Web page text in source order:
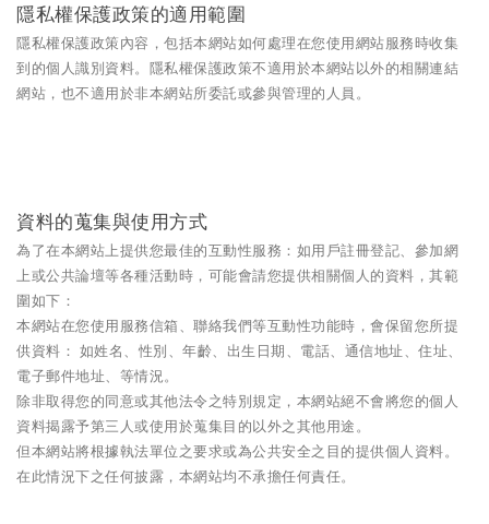
隱私權保護政策的適用範圍
隱私權保護政策內容，包括本網站如何處理在您使用網站服務時收集
到的個人識別資料。隱私權保護政策不適用於本網站以外的相關連結
網站，也不適用於非本網站所委託或參與管理的人員。
資料的蒐集與使用方式
為了在本網站上提供您最佳的互動性服務：如用戶註冊登記、參加網
上或公共論壇等各種活動時，可能會請您提供相關個人的資料，其範
圍如下：
本網站在您使用服務信箱、聯絡我們等互動性功能時，會保留您所提
供資料： 如姓名、性別、年齡、出生日期、電話、通信地址、住址、
電子郵件地址、等情況。
除非取得您的同意或其他法令之特別規定，本網站絕不會將您的個人
資料揭露予第三人或使用於蒐集目的以外之其他用途。
但本網站將根據執法單位之要求或為公共安全之目的提供個人資料。
在此情況下之任何披露，本網站均不承擔任何責任。